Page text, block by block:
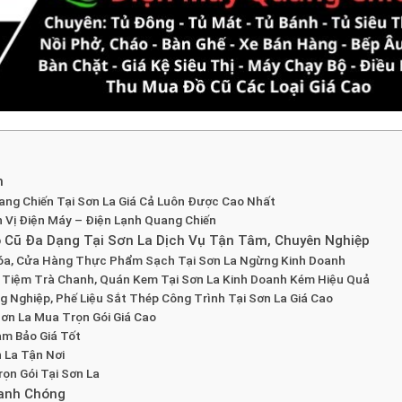
Chiến Tại Sơn La Giá Cả Luôn Được Cao Nhất
Điện Máy – Điện Lạnh Quang Chiến
Đa Dạng Tại Sơn La Dịch Vụ Tận Tâm, Chuyên Nghiệp
Cửa Hàng Thực Phẩm Sạch Tại Sơn La Ngừng Kinh Doanh
Trà Chanh, Quán Kem Tại Sơn La Kinh Doanh Kém Hiệu Quả
Phế Liệu Sắt Thép Công Trình Tại Sơn La Giá Cao
La Mua Trọn Gói Giá Cao
Bảo Giá Tốt
La Tận Nơi
Gói Tại Sơn La
Chóng